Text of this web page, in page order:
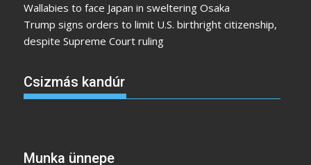
Wallabies to face Japan in sweltering Osaka
Trump signs orders to limit U.S. birthright citizenship,
despite Supreme Court ruling
Csizmás kandúr
Munka ünnepe